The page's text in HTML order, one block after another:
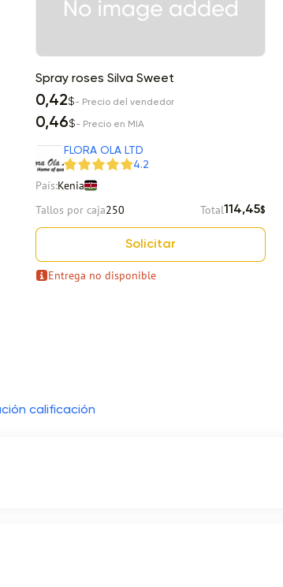
Spray roses Silva Sweet
0,42$- Precio del vendedor
0,46$- Precio en MIA
FLORA OLA LTD
4.2
País:Kenia
Tallos por caja250 Total114,45$
Solicitar
Entrega no disponible
calificación